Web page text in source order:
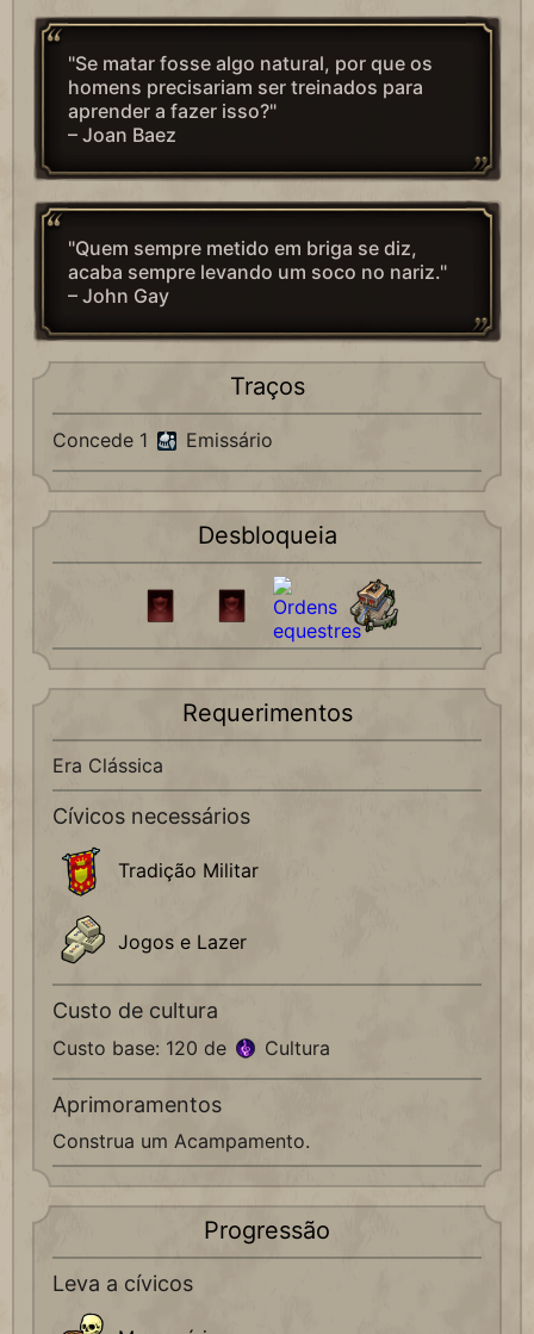
"Se matar fosse algo natural, por que os
homens precisariam ser treinados para
aprender a fazer isso?"
– Joan Baez
"Quem sempre metido em briga se diz,
acaba sempre levando um soco no nariz."
– John Gay
Traços
Concede 1 Emissário
Desbloqueia
Requerimentos
Era Clássica
Cívicos necessários
Tradição Militar
Jogos e Lazer
Custo de cultura
Custo base: 120 de Cultura
Aprimoramentos
Construa um Acampamento.
Progressão
Leva a cívicos